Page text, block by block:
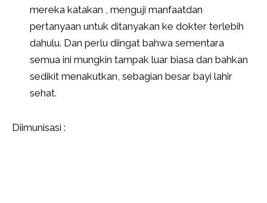
mereka katakan , menguji manfaatdan
pertanyaan untuk ditanyakan ke dokter terlebih
dahulu. Dan perlu diingat bahwa sementara
semua ini mungkin tampak luar biasa dan bahkan
sedikit menakutkan, sebagian besar bayi lahir
sehat.
Diimunisasi :